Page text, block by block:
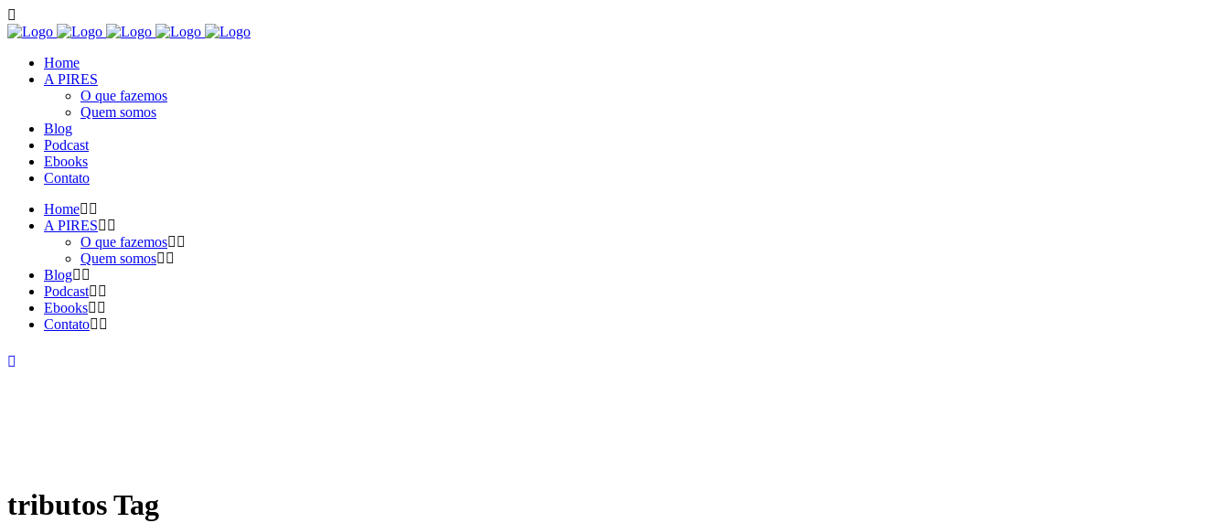
Home
A PIRES
O que fazemos
Quem somos
Blog
Podcast
Ebooks
Contato
Home
A PIRES
O que fazemos
Quem somos
Blog
Podcast
Ebooks
Contato
tributos Tag